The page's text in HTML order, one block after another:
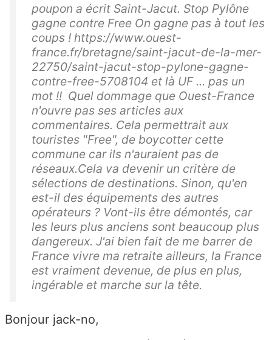
poupon a écrit Saint-Jacut. Stop Pylône
gagne contre Free On gagne pas à tout les
coups ! https://www.ouest-
france.fr/bretagne/saint-jacut-de-la-mer-
22750/saint-jacut-stop-pylone-gagne-
contre-free-5708104 et là UF ... pas un
mot !! Quel dommage que Ouest-France
n'ouvre pas ses articles aux
commentaires. Cela permettrait aux
touristes "Free", de boycotter cette
commune car ils n'auraient pas de
réseaux.Cela va devenir un critère de
sélections de destinations. Sinon, qu'en
est-il des équipements des autres
opérateurs ? Vont-ils être démontés, car
les leurs plus anciens sont beaucoup plus
dangereux. J'ai bien fait de me barrer de
France vivre ma retraite ailleurs, la France
est vraiment devenue, de plus en plus,
ingérable et marche sur la tête.
Bonjour jack-no,